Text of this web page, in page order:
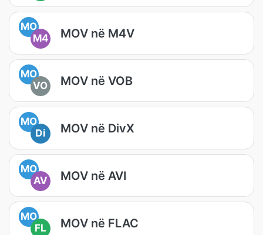
MO
M4
MOV në M4V
MO
VO
MOV në VOB
MO
Di
MOV në DivX
MO
AV
MOV në AVI
MO
FL
MOV në FLAC